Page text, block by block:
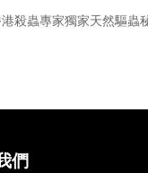
殺蟲專家獨家天然驅蟲
們